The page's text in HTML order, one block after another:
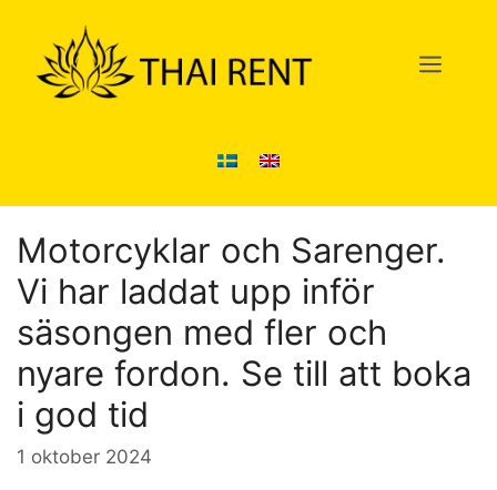
innehåll
Motorcyklar och Sarenger.
Vi har laddat upp inför
säsongen med fler och
nyare fordon. Se till att boka
i god tid
1 oktober 2024